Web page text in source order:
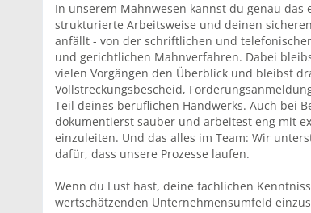
In unserem Mahnwesen kannst du genau
strukturierte Arbeitsweise und deinen
anfällt - von der schriftlichen und
und gerichtlichen Mahnverfahren. Dabei
vielen Vorgängen den Überblick und bleibst
Vollstreckungsbescheid,
Teil deines beruflichen Handwerks. Auch bei
dokumentierst sauber und arbeitest eng mit
einzuleiten. Und das alles im Team: Wir
dafür, dass unsere Prozesse laufen.
Wenn du Lust hast, deine fachlichen
wertschätzenden Unternehmensumfeld